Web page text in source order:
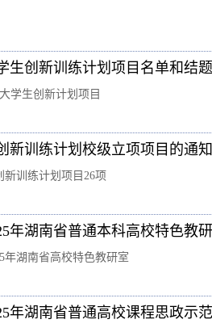
生创新训练计划项目名单和结
学生创新计划项目
新训练计划校级立项项目的通知
新训练计划项目26项
年湖南省普通本科高校特色教
年湖南省高校特色教研室
年湖南省普通高校课程思政示